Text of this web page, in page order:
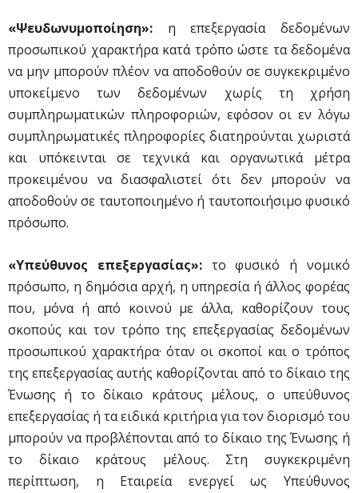
«Ψευδωνυμοποίηση»: η επεξεργασία δεδομένων
προσωπικού χαρακτήρα κατά τρόπο ώστε τα δεδομένα
να μην μπορούν πλέον να αποδοθούν σε συγκεκριμένο
υποκείμενο των δεδομένων χωρίς τη χρήση
συμπληρωματικών πληροφοριών, εφόσον οι εν λόγω
συμπληρωματικές πληροφορίες διατηρούνται χωριστά
και υπόκεινται σε τεχνικά και οργανωτικά μέτρα
προκειμένου να διασφαλιστεί ότι δεν μπορούν να
αποδοθούν σε ταυτοποιημένο ή ταυτοποιήσιμο φυσικό
πρόσωπο.
«Υπεύθυνος επεξεργασίας»:το φυσικό ή νομικό
πρόσωπο, η δημόσια αρχή, η υπηρεσία ή άλλος φορέας
που, μόνα ή από κοινού με άλλα, καθορίζουν τους
σκοπούς και τον τρόπο της επεξεργασίας δεδομένων
προσωπικού χαρακτήρα· όταν οι σκοποί και ο τρόπος
της επεξεργασίας αυτής καθορίζονται από το δίκαιο της
Ένωσης ή το δίκαιο κράτους μέλους, ο υπεύθυνος
επεξεργασίας ή τα ειδικά κριτήρια για τον διορισμό του
μπορούν να προβλέπονται από το δίκαιο της Ένωσης ή
το δίκαιο κράτους μέλους. Στη συγκεκριμένη
περίπτωση, η Εταιρεία ενεργεί ως Υπεύθυνος